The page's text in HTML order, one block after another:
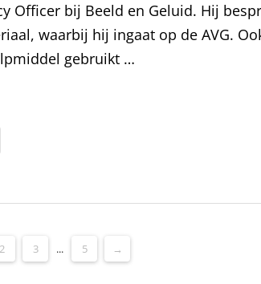
Officer bij Beeld en Geluid. Hij
waarbij hij ingaat op de AVG.
gebruikt …
2 3 ... 5 →